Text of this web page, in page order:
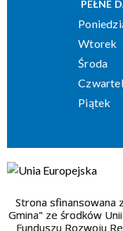
PEŁNE
Wtorek
Środa
Piątek
Strona sfinansowana
Gmina" ze środków
Funduszu Rozwoju